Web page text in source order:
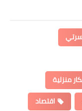
منزلية
اقتصاد